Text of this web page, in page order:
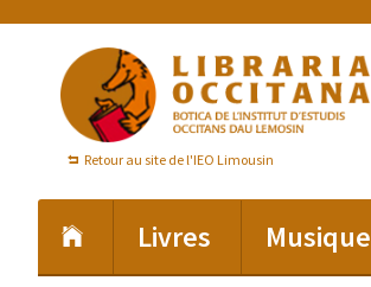
navigation
principale
contenu
principal
Retour au site de l'IEO Limousin
Livres Musique